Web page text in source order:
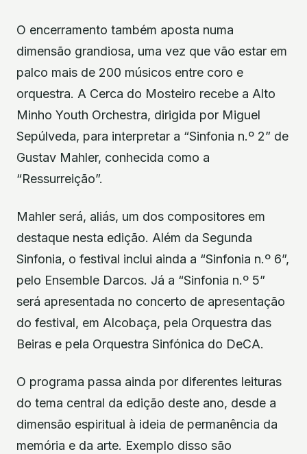
O encerramento também aposta numa
dimensão grandiosa, uma vez que vão estar em
palco mais de 200 músicos entre coro e
orquestra. A Cerca do Mosteiro recebe a Alto
Minho Youth Orchestra, dirigida por Miguel
Sepúlveda, para interpretar a “Sinfonia n.º 2” de
Gustav Mahler, conhecida como a
“Ressurreição”.
Mahler será, aliás, um dos compositores em
destaque nesta edição. Além da Segunda
Sinfonia, o festival inclui ainda a “Sinfonia n.º 6”,
pelo Ensemble Darcos. Já a “Sinfonia n.º 5”
será apresentada no concerto de apresentação
do festival, em Alcobaça, pela Orquestra das
Beiras e pela Orquestra Sinfónica do DeCA.
O programa passa ainda por diferentes leituras
do tema central da edição deste ano, desde a
dimensão espiritual à ideia de permanência da
memória e da arte. Exemplo disso são